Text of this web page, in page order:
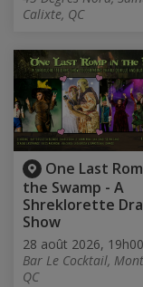
Calixte, QC
One Last
the Swamp - A
Shreklorette
Show
28 août 2026, 19h00
Bar Le Cocktail,
QC